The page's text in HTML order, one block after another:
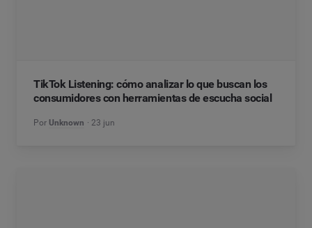
TikTok Listening: cómo analizar lo que buscan los
consumidores con herramientas de escucha social
Por Unknown 23 jun